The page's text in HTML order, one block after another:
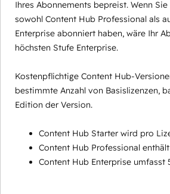
Ihres Abonnements bepreist. Wenn
sowohl Content Hub Professional als
Enterprise abonniert haben, wäre Ihr
höchsten Stufe Enterprise.
Kostenpflichtige Content Hub-
bestimmte Anzahl von Basislizenzen,
Edition der Version.
Content Hub Starter wird pro
Content Hub Professional
Content Hub Enterprise umfasst